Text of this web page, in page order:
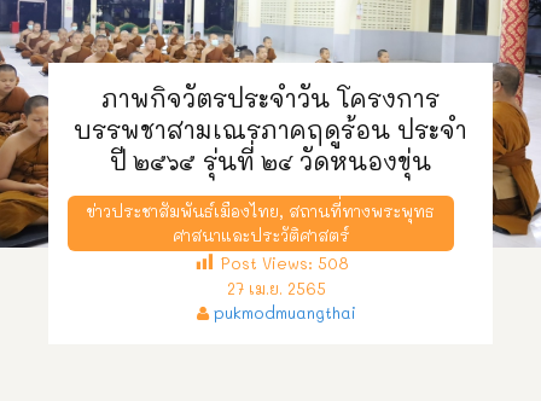
ภาพกิจวัตรประจำวัน โครงการ
บรรพชาสามเณรภาคฤดูร้อน ประจำ
ปี ๒๕๖๕ รุ่นที่ ๒๔ วัดหนองขุ่น
ข่าวประชาสัมพันธ์เมืองไทย, สถานที่ทางพระพุทธ
ศาสนาและประวัติศาสตร์
Post Views: 508
27 เม.ย. 2565
pukmodmuangthai